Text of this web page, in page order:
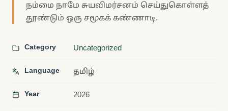
நம்மை நாமே சுயவிமர்சனம் செய்துகொள்ளத்
தூண்டும் ஒரு சமூகக் கண்ணாடி.
Category Uncategorized
Language தமிழ்
Year 2026